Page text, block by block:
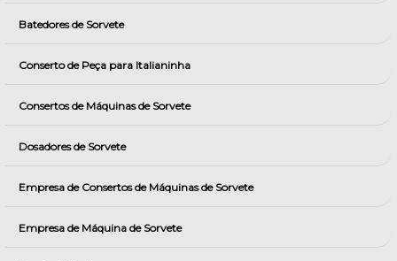
Batedores de Sorvete
Conserto de Peça para Italianinha
Consertos de Máquinas de Sorvete
Dosadores de Sorvete
Empresa de Consertos de Máquinas de Sorvete
Empresa de Máquina de Sorvete